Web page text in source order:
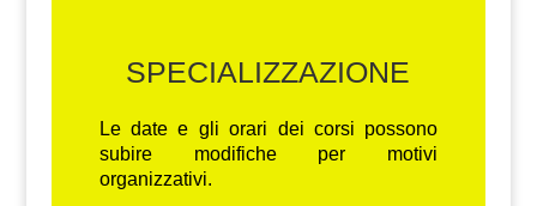
SPECIALIZZAZIONE
Le date e gli orari dei corsi possono
subire modifiche per motivi
organizzativi.